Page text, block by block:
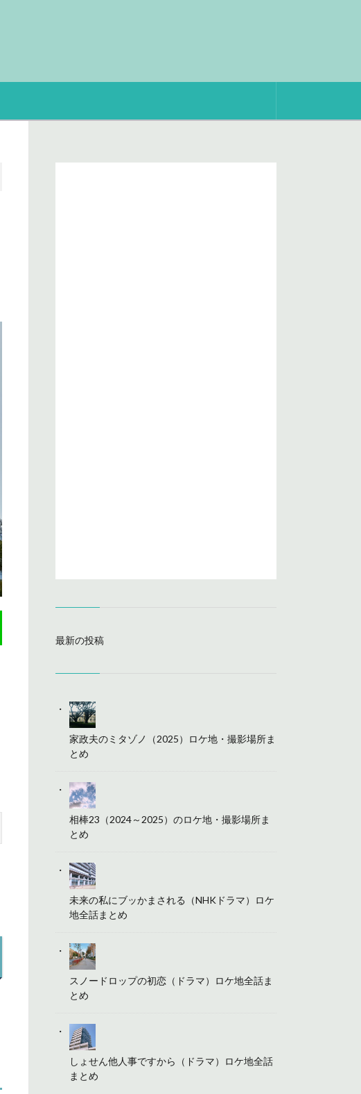
最新の投稿
家政夫のミタゾノ（2025）ロケ地・撮影場所ま
とめ
相棒23（2024～2025）のロケ地・撮影場所ま
とめ
未来の私にブッかまされる（NHKドラマ）ロケ
地全話まとめ
スノードロップの初恋（ドラマ）ロケ地全話ま
とめ
しょせん他人事ですから（ドラマ）ロケ地全話
まとめ